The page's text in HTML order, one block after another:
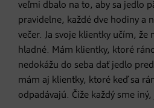
veľmi dbalo na to, aby sa jedlo
pravidelne, každé dve hodiny a
večer. Ja svoje klientky učím, že
hladné. Mám klientky, ktoré
nedokážu do seba dať jedlo
mám aj klientky, ktoré keď sa
odpadávajú. Čiže každý sme